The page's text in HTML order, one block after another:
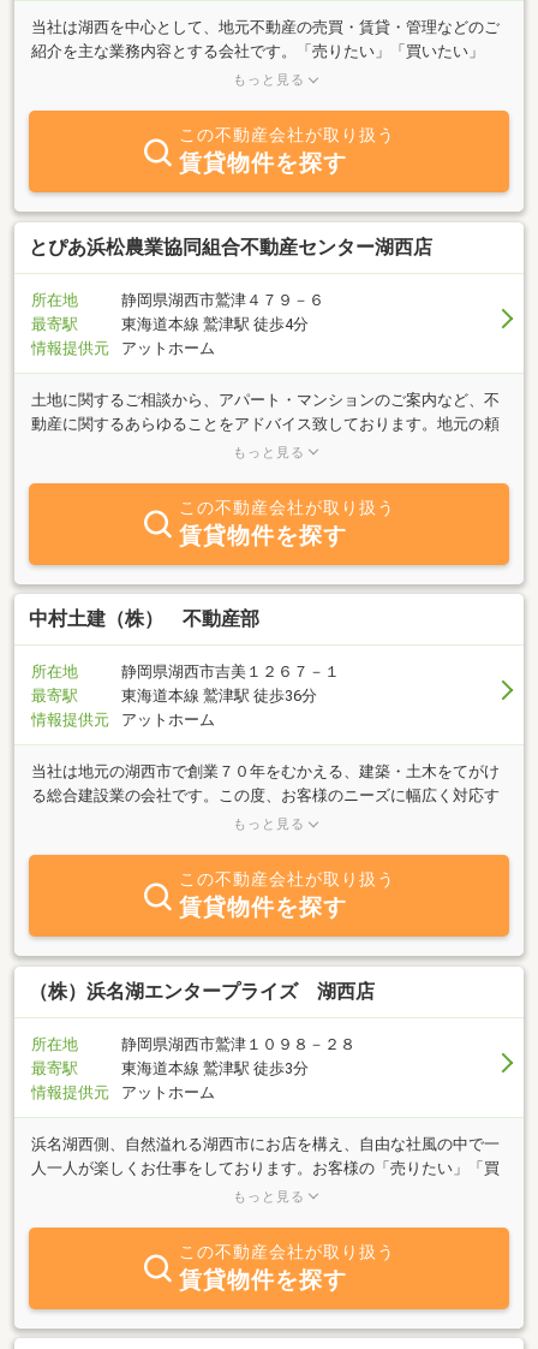
当社は湖西を中心として、地元不動産の売買・賃貸・管理などのご
紹介を主な業務内容とする会社です。「売りたい」「買いたい」
「借りたい」ご希望の方、不動産に関する質問は何でもお気軽にご
もっと見る
この不動産会社が取り扱う
賃貸物件を探す
とぴあ浜松農業協同組合不動産センター湖西店
所在地
静岡県湖西市鷲津４７９－６
最寄駅
東海道本線 鷲津駅 徒歩4分
情報提供元
アットホーム
土地に関するご相談から、アパート・マンションのご案内など、不
動産に関するあらゆることをアドバイス致しております。地元の頼
れる不動産センターとして、地域に密着した情報をご提供致します
もっと見る
この不動産会社が取り扱う
賃貸物件を探す
中村土建（株） 不動産部
所在地
静岡県湖西市吉美１２６７－１
最寄駅
東海道本線 鷲津駅 徒歩36分
情報提供元
アットホーム
当社は地元の湖西市で創業７０年をむかえる、建築・土木をてがけ
る総合建設業の会社です。この度、お客様のニーズに幅広く対応す
るために不動産事業部を設立しました。一般住宅の土地探しから、
談ください。不動産の買取、無料査定も行っております。
もっと見る
この不動産会社が取り扱う
賃貸物件を探す
（株）浜名湖エンタープライズ 湖西店
所在地
静岡県湖西市鷲津１０９８－２８
最寄駅
東海道本線 鷲津駅 徒歩3分
情報提供元
アットホーム
浜名湖西側、自然溢れる湖西市にお店を構え、自由な社風の中で一
人一人が楽しくお仕事をしております。お客様の「売りたい」「買
いたい」「借りたい」の声にお応えできるように寄り添って参りま
◇◇JR鷲津駅徒歩6分◇◇駐車場完備◇
もっと見る
この不動産会社が取り扱う
賃貸物件を探す